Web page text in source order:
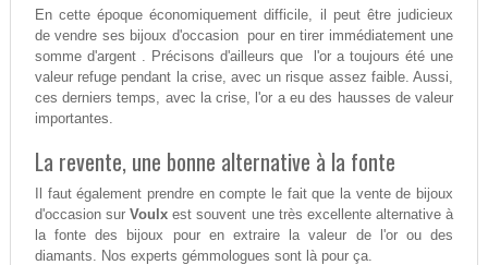
En cette époque économiquement difficile, il peut être judicieux
de vendre ses bijoux d'occasion pour en tirer immédiatement une
somme d'argent . Précisons d'ailleurs que l'or a toujours été une
valeur refuge pendant la crise, avec un risque assez faible. Aussi,
ces derniers temps, avec la crise, l'or a eu des hausses de valeur
importantes.
La revente, une bonne alternative à la fonte
Il faut également prendre en compte le fait que la vente de bijoux
d'occasion surVoulx est souvent une très excellente alternative à
la fonte des bijoux pour en extraire la valeur de l'or ou des
diamants. Nos experts gémmologues sont là pour ça.